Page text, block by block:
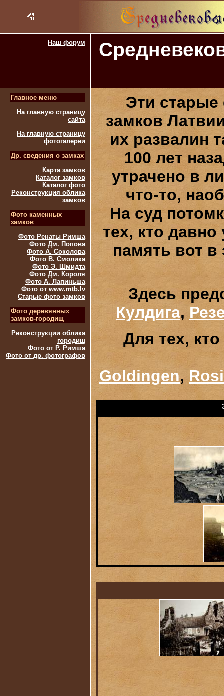
Наш форум
Главное меню
На главную страницу
сайта
На главную страницу
фотогалереи
Др. сведения о замках
Карта замков
Каталог замков
Каталог фото
Реконструкция облика
замков
Фото каменных
замков
Фото Ренаты Римша
Фото Дм. Попова
Фото А. Соколова
Фото В. Смолика
Фото Э. Шмидта
Фото Дм. Короля
Фото А. Лапиньша
Фото от www.mtb.lv
Старые фото замков
Фото деревянных
замков-городищ
Реконструкции облика
городищ
Фото от Р. Римша
Фото от др. фотографов
Этистарые
замков
их развалин
100 лет
утрачено в
что-то,
На суд
тех, кто
память вот
Здесь
Кулдига,
Для тех,
Goldingen,